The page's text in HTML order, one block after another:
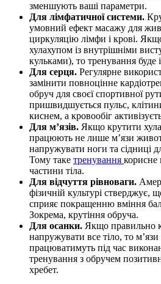
зменшують ваші параметри.
Для лімфатичної системи.
умовний ефект масажу для
циркуляцію лімфи і крові.
хулахупом із внутрішніми
кульками), то тренування буде
Для серця. Регулярне
замінити повноцінне
обруч для своєї спортивної
пришвидшується пульс,
киснем, а кровообіг
Для м’язів. Якщо крутити
працюють не лише м’язи
напружувати ноги та сідниці
Тому таке тренування корисне
частини тіла.
Для відчуття рівноваги.
фізичній культурі стверджує,
сприяє покращенню вміння
Зокрема, крутіння обруча.
Для осанки. Якщо правильно
напружувати все тіло, то
працюватимуть під час
тренування з обручем
хребет.